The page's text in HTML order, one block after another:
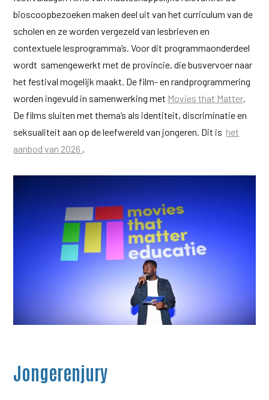
bioscoopbezoeken maken deel uit van het curriculum van de
scholen en ze worden vergezeld van lesbrieven en
contextuele lesprogramma’s. Voor dit programmaonderdeel
wordt samengewerkt met de provincie, die busvervoer naar
het festival mogelijk maakt. De film- en randprogrammering
worden ingevuld in samenwerking met Movies that Matter.
De films sluiten met thema’s als identiteit, discriminatie en
seksualiteit aan op de leefwereld van jongeren. Dit is het
aanbod van 2026 .
Jongerenjury